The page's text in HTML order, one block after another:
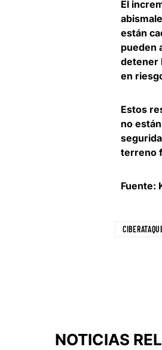
El
están
pueden
detener
en
Estos
no
terreno
Fuente:
NOTICIAS